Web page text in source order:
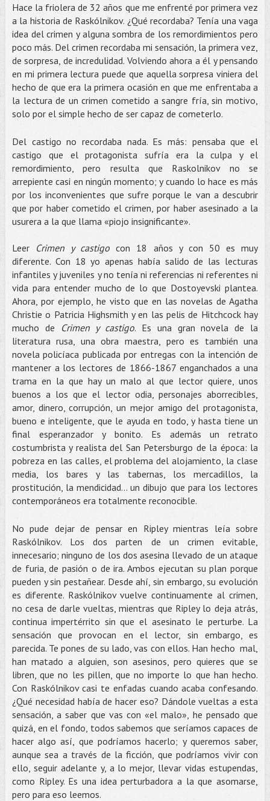
Hace la friolera de 32 años que me enfrenté por primera vez
a la historia de Raskólnikov. ¿Qué recordaba? Tenía una vaga
idea del crimen y alguna sombra de los remordimientos pero
poco más. Del crimen recordaba mi sensación, la primera vez,
de sorpresa, de incredulidad. Volviendo ahora a él y pensando
en mi primera lectura puede que aquella sorpresa viniera del
hecho de que era la primera ocasión en que me enfrentaba a
la lectura de un crimen cometido a sangre fría, sin motivo,
solo por el simple hecho de ser capaz de cometerlo.
Del castigo no recordaba nada. Es más: pensaba que el
castigo que el protagonista sufría era la culpa y el
remordimiento, pero resulta que Raskolnikov no se
arrepiente casi en ningún momento; y cuando lo hace es más
por los inconvenientes que sufre porque le van a descubrir
que por haber cometido el crimen, por haber asesinado a la
usurera a la que llama «piojo insignificante».
Leer Crimen y castigo con 18 años y con 50 es muy
diferente. Con 18 yo apenas había salido de las lecturas
infantiles y juveniles y no tenía ni referencias ni referentes ni
vida para entender mucho de lo que Dostoyevski plantea.
Ahora, por ejemplo, he visto que en las novelas de Agatha
Christie o Patricia Highsmith y en las pelis de Hitchcock hay
mucho de
Crimen y castigo. Es una gran novela de la
literatura rusa, una obra maestra, pero es también una
novela policíaca publicada por entregas con la intención de
mantener a los lectores de 1866-1867 enganchados a una
trama en la que hay un malo al que lector quiere, unos
buenos a los que el lector odia, personajes aborrecibles,
amor, dinero, corrupción, un mejor amigo del protagonista,
bueno e inteligente, que le ayuda en todo, y hasta tiene un
final esperanzador y bonito. Es además un retrato
costumbrista y realista del San Petersburgo de la época: la
pobreza en las calles, el problema del alojamiento, la clase
media, los bares y las tabernas, los mercadillos, la
prostitución, la mendicidad… un dibujo que para los lectores
contemporáneos era totalmente reconocible.
No pude dejar de pensar en Ripley mientras leía sobre
Raskólnikov. Los dos parten de un crimen evitable,
innecesario; ninguno de los dos asesina llevado de un ataque
de furia, de pasión o de ira. Ambos ejecutan su plan porque
pueden y sin pestañear. Desde ahí, sin embargo, su evolución
es diferente. Raskólnikov vuelve continuamente al crimen,
no cesa de darle vueltas, mientras que Ripley lo deja atrás,
continua impertérrito sin que el asesinato le perturbe. La
sensación que provocan en el lector, sin embargo, es
parecida. Te pones de su lado, vas con ellos. Han hecho mal,
han matado a alguien, son asesinos, pero quieres que se
libren, que no les pillen, que no importe lo que han hecho.
Con Raskólnikov casi te enfadas cuando acaba confesando.
¿Qué necesidad había de hacer eso? Dándole vueltas a esta
sensación, a saber que vas con «el malo», he pensado que
quizá, en el fondo, todos sabemos que seríamos capaces de
hacer algo así, que podríamos hacerlo; y queremos saber,
aunque sea a través de la ficción, que podríamos vivir con
ello, seguir adelante y, a lo mejor, llevar vidas estupendas,
como Ripley. Es una idea perturbadora a la que asomarse,
pero para eso leemos.